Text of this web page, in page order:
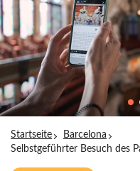
Startseite
Barcelona
Selbstgeführter Besuch des